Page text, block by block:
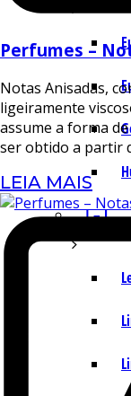
I – L
Perfumes –
Notas Anisadas,
ligeiramente
assume a forma
ser obtido a partir
LEIA MAIS